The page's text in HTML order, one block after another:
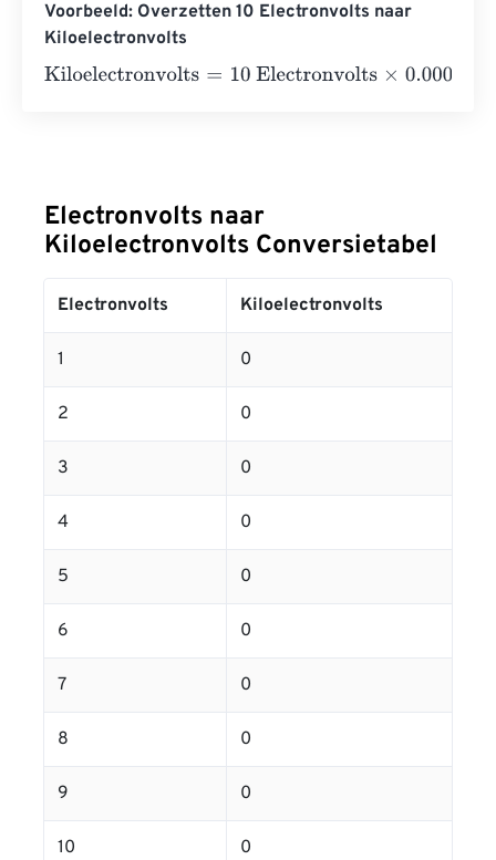
Voorbeeld: Overzetten 10 Electronvolts naar
Kiloelectronvolts
Kiloelectronvolts=10 Electronvolts×
Electronvolts naar
Kiloelectronvolts Conversietabel
Electronvolts Kiloelectronvolts
1 0
2 0
3 0
4 0
5 0
6 0
7 0
8 0
9 0
10 0